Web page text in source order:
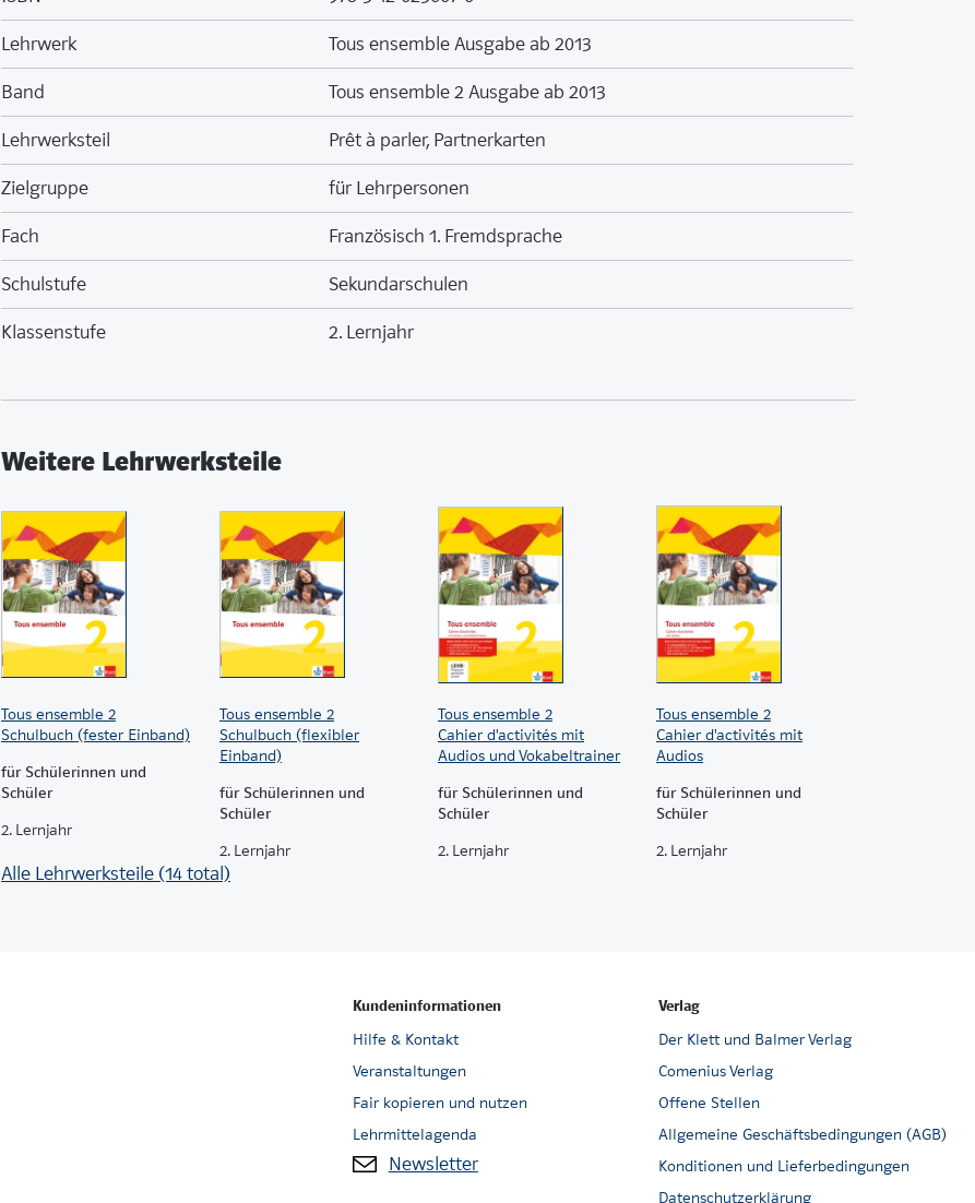
Lehrwerk Tous ensemble Ausgabe ab 2013
Band Tous ensemble 2 Ausgabe ab 2013
Lehrwerksteil Prêt à parler, Partnerkarten
Zielgruppe für Lehrpersonen
Fach Französisch 1. Fremdsprache
Schulstufe Sekundarschulen
Klassenstufe 2. Lernjahr
Weitere Lehrwerksteile
Tous ensemble 2
Schulbuch (fester Einband)
für Schülerinnen und
Schüler
2. Lernjahr
Tous ensemble 2
Schulbuch (flexibler
Einband)
für Schülerinnen und
Schüler
2. Lernjahr
Tous ensemble 2
Cahier d'activités mit
Audios und Vokabeltrainer
für Schülerinnen und
Schüler
2. Lernjahr
Tous ensemble 2
Cahier d'activités mit
Audios
für Schülerinnen und
Schüler
2. Lernjahr
Alle Lehrwerksteile (14 total)
Kundeninformationen
Hilfe & Kontakt
Veranstaltungen
Fair kopieren und nutzen
Lehrmittelagenda
Newsletter
Verlag
Der Klett und Balmer Verlag
Comenius Verlag
Offene Stellen
Allgemeine Geschäftsbedingungen (AGB)
Konditionen und Lieferbedingungen
Datenschutzerklärung